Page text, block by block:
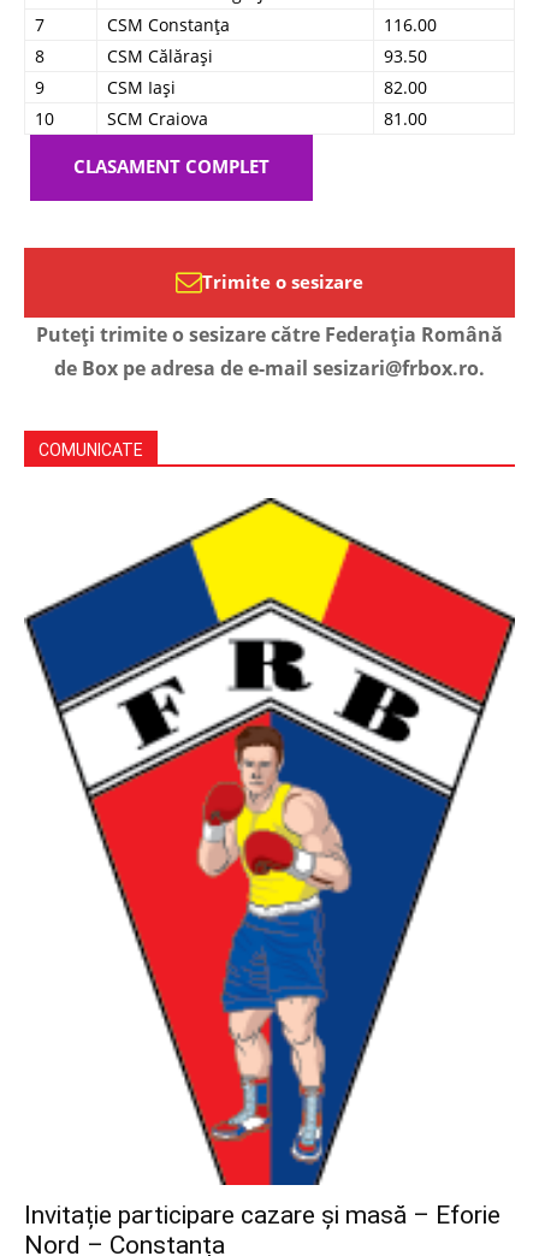
7
CSM Constanța
116.00
8
CSM Călărași
93.50
9
CSM Iași
82.00
10
SCM Craiova 81.00
CLASAMENT COMPLET
Trimite o sesizare
Puteți trimite o sesizare către Federația Română
de Box pe adresa de e-mail sesizari@frbox.ro.
COMUNICATE
Invitație participare cazare și masă – Eforie
Nord – Constanța